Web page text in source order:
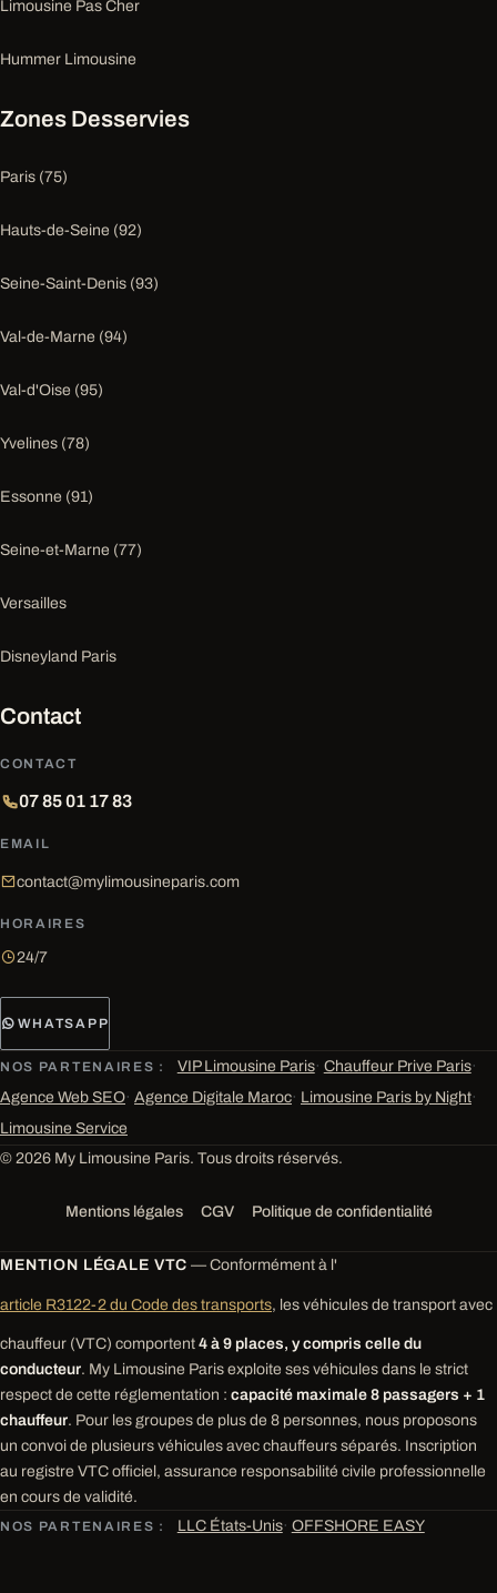
Limousine Pas Cher
Hummer Limousine
Zones Desservies
Paris (75)
Hauts-de-Seine (92)
Seine-Saint-Denis (93)
Val-de-Marne (94)
Val-d'Oise (95)
Yvelines (78)
Essonne (91)
Seine-et-Marne (77)
Versailles
Disneyland Paris
Contact
CONTACT
07 85 01 17 83
EMAIL
contact@mylimousineparis.com
HORAIRES
24/7
WHATSAPP
NOS PARTENAIRES : VIP Limousine Paris· Chauffeur Prive Paris·
Agence Web SEO· Agence Digitale Maroc· Limousine Paris by Night·
Limousine Service
© 2026 My Limousine Paris. Tous droits réservés.
Mentions légales CGV Politique de confidentialité
MENTION LÉGALE VTC — Conformément à l'
article R3122-2 du Code des transports, les véhicules de transport avec
chauffeur (VTC) comportent 4 à 9 places, y compris celle du
conducteur. My Limousine Paris exploite ses véhicules dans le strict
respect de cette réglementation : capacité maximale 8 passagers + 1
chauffeur. Pour les groupes de plus de 8 personnes, nous proposons
un convoi de plusieurs véhicules avec chauffeurs séparés. Inscription
au registre VTC officiel, assurance responsabilité civile professionnelle
en cours de validité.
NOS PARTENAIRES : LLC États-Unis· OFFSHORE EASY